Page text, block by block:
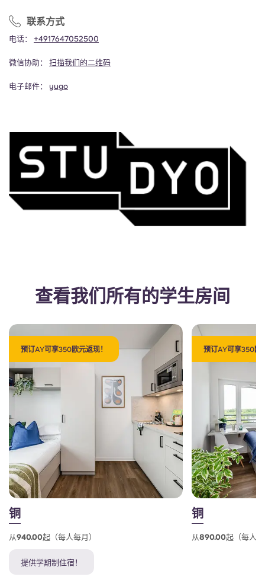
联系方式
电话： +4917647052500
微信协助： 扫描我们的二维码
电子邮件： yugo
查看我们所有的学生房间
预订AY可享350欧元返现！
铜
从940.00起（每人每月）
提供学期制住宿！
预订AY可享350欧
铜
从890.00起（每人